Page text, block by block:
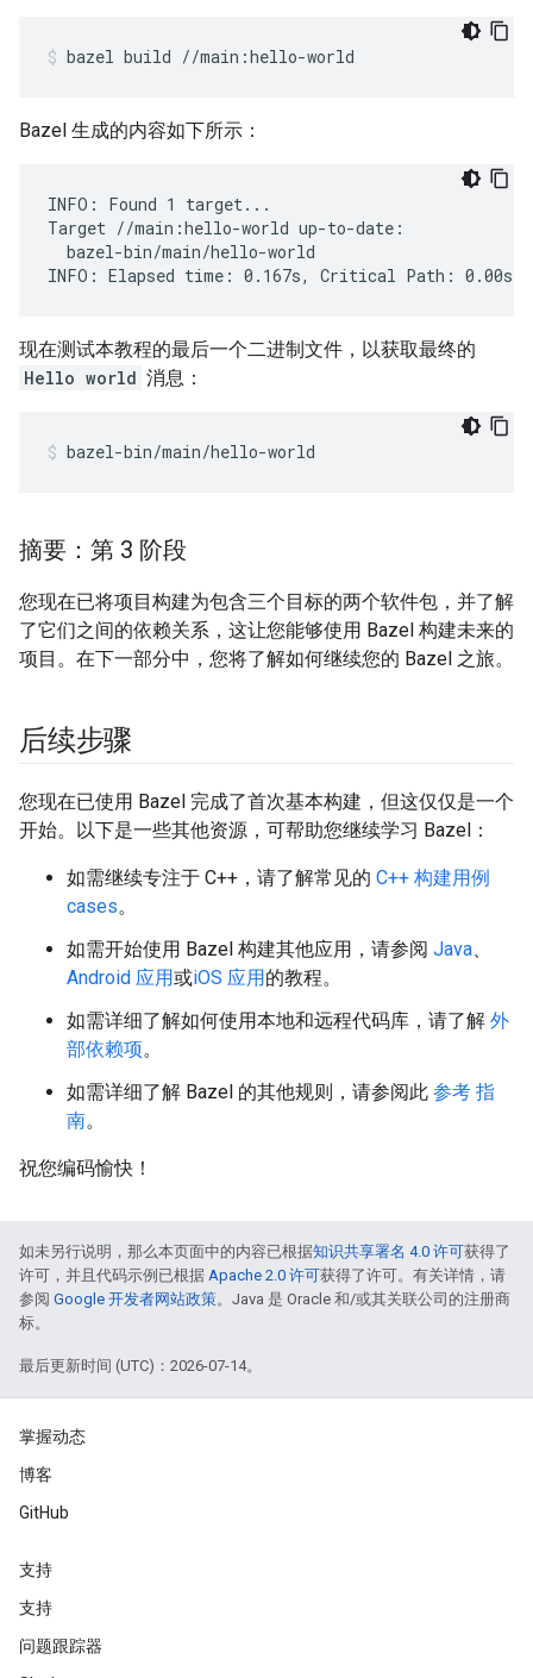
bazel build //main:hello-world
Bazel 生成的内容如下所示：
INFO: Found 1 target...
Target //main:hello-world up-to-date:
  bazel-bin/main/hello-world
现在测试本教程的最后一个二进制文件，以获取最终的
Hello world 消息：
bazel-bin/main/hello-world
摘要：第 3 阶段
您现在已将项目构建为包含三个目标的两个软件包，并了解
了它们之间的依赖关系，这让您能够使用 Bazel 构建未来的
项目。在下一部分中，您将了解如何继续您的 Bazel 之旅。
后续步骤
您现在已使用 Bazel 完成了首次基本构建，但这仅仅是一个
开始。以下是一些其他资源，可帮助您继续学习 Bazel：
如需继续专注于 C++，请了解常见的 C++ 构建用例
cases。
如需开始使用 Bazel 构建其他应用，请参阅 Java、
Android 应用或iOS 应用的教程。
如需详细了解如何使用本地和远程代码库，请了解 外
部依赖项。
如需详细了解 Bazel 的其他规则，请参阅此 参考 指
南。
祝您编码愉快！
如未另行说明，那么本页面中的内容已根据知识共享署名 4.0 许可获得了
许可，并且代码示例已根据 Apache 2.0 许可获得了许可。有关详情，请
参阅 Google 开发者网站政策。Java 是 Oracle 和/或其关联公司的注册商
标。
最后更新时间 (UTC)：2026-07-14。
掌握动态
博客
GitHub
支持
支持
问题跟踪器